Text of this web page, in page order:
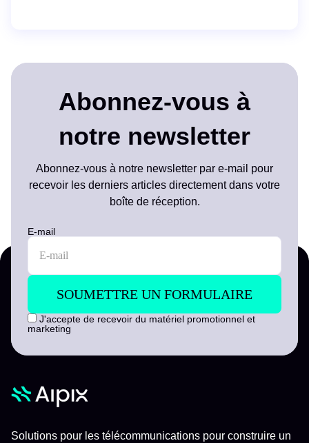
Abonnez-vous à
notre newsletter
Abonnez-vous à notre newsletter par e-mail pour
recevoir les derniers articles directement dans votre
boîte de réception.
E-mail
J'accepte de recevoir du matériel promotionnel et
marketing
Solutions pour les télécommunications pour construire un